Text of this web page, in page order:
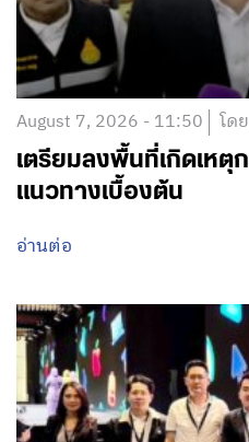
August 7, 2026 - 11:50 โด
เตรียมลงพื้นที่เกิดเห
แนวทางเบื้องต้น
อ่านต่อ